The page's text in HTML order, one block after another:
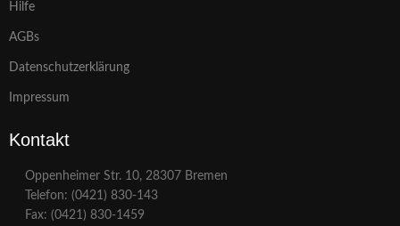
Hilfe
AGBs
Datenschutzerklärung
Impressum
Kontakt
Oppenheimer Str. 10, 28307 Bremen
Telefon: (0421) 830-143
Fax: (0421) 830-1459